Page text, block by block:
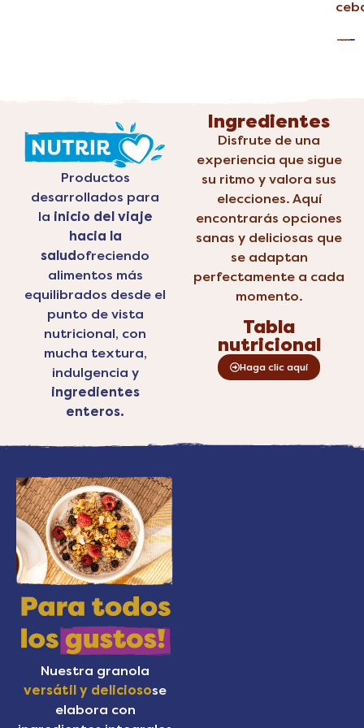
Productos
desarrollados para
la inicio del viaje
hacia la
salud ofreciendo
alimentos más
equilibrados desde el
punto de vista
nutricional, con
mucha textura,
indulgencia y
ingredientes
enteros.
Ingredientes
Disfrute de una
experiencia que sigue
su ritmo y valora sus
elecciones. Aquí
encontrarás opciones
sanas y deliciosas que
se adaptan
perfectamente a cada
momento.
Tabla
nutricional
Haga clic aquí
Nuestra granola
versátil y deliciosose
elabora con